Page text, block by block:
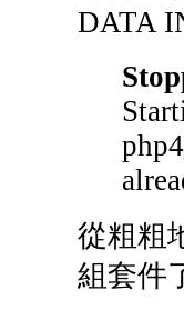
DATA
從粗粗
組套件